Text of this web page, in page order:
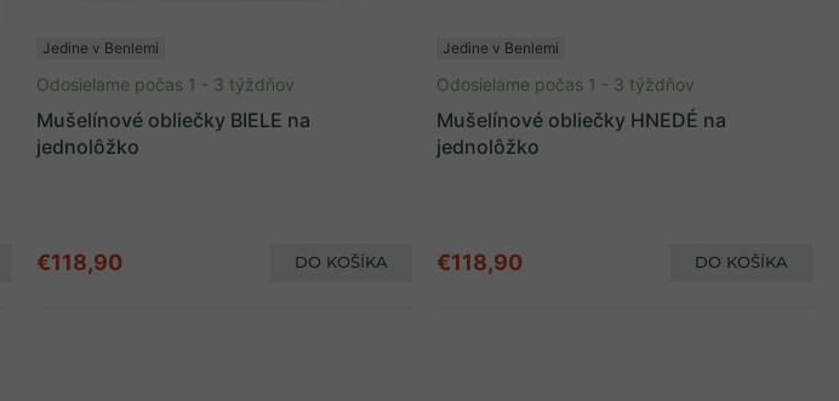
Jedine v Benlemi
Mušelínové obliečky BIELE na
jednolôžko
Odosielame počas 1 - 3 týždňov
€118,90 DO KOŠÍKA
Jedine v Benlemi
Mušelínové obliečky HNEDÉ na
jednolôžko
Odosielame počas 1 - 3 týždňov
€118,90 DO KOŠÍKA